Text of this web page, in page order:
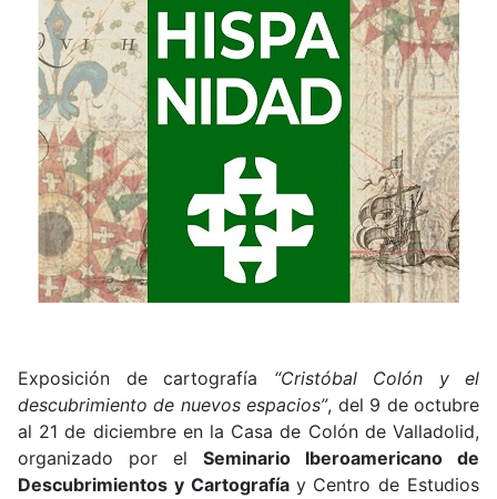
Exposición de cartografía “Cristóbal Colón y el
descubrimiento de nuevos espacios”, del 9 de octubre
al 21 de diciembre en la Casa de Colón de Valladolid,
organizado por el Seminario Iberoamericano de
Descubrimientos y Cartografía y Centro de Estudios